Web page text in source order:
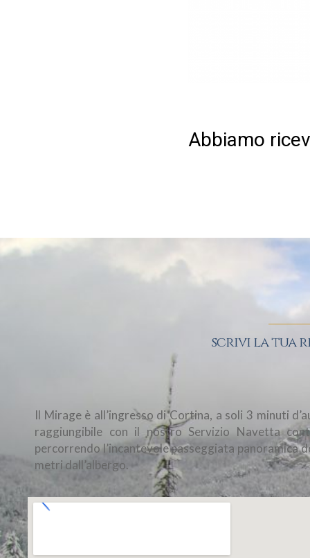
Abbiamo
scrivi la tua
Il Mirage è all’ingresso di Cortina, a soli 3 minuti
raggiungibile con il nostro Servizio Navetta
percorrendo l’incantevole passeggiata panoramica
metri dall’albergo.